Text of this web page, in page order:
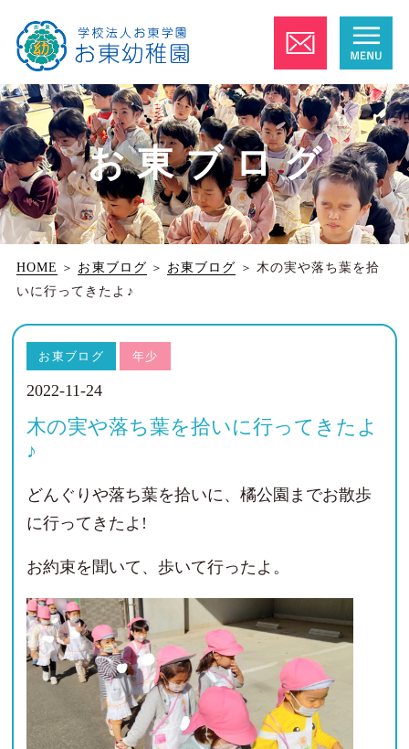
お東ブログ
HOME ＞ お東ブログ ＞ お東ブログ ＞ 木の実や落ち葉を拾
いに行ってきたよ♪
お東ブログ 年少
2022-11-24
木の実や落ち葉を拾いに行ってきたよ
♪
どんぐりや落ち葉を拾いに、橘公園までお散歩
に行ってきたよ!
お約束を聞いて、歩いて行ったよ。